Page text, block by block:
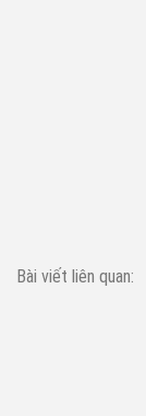
Bài viết liên quan: